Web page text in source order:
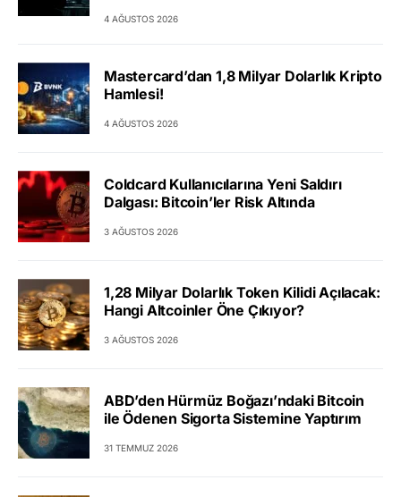
4 AĞUSTOS 2026
Mastercard’dan 1,8 Milyar Dolarlık Kripto
Hamlesi!
4 AĞUSTOS 2026
Coldcard Kullanıcılarına Yeni Saldırı
Dalgası: Bitcoin’ler Risk Altında
3 AĞUSTOS 2026
1,28 Milyar Dolarlık Token Kilidi Açılacak:
Hangi Altcoinler Öne Çıkıyor?
3 AĞUSTOS 2026
ABD’den Hürmüz Boğazı’ndaki Bitcoin
ile Ödenen Sigorta Sistemine Yaptırım
31 TEMMUZ 2026